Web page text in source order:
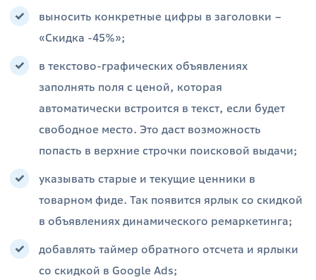
выносить конкретные цифры в заголовки –
«Скидка -45%»;
в текстово-графических объявлениях
заполнять поля с ценой, которая
автоматически встроится в текст, если будет
свободное место. Это даст возможность
попасть в верхние строчки поисковой выдачи;
указывать старые и текущие ценники в
товарном фиде. Так появится ярлык со скидкой
в объявлениях динамического ремаркетинга;
добавлять таймер обратного отсчета и ярлыки
со скидкой в Google Ads;